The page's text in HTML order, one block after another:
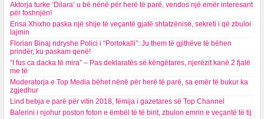
Aktorja turke ‘Dilara’ u bë nënë për herë të parë, vendos një emër interesant
për foshnjën!
Erisa Xhixho paska një shije të veçantë gjatë shtatzënisë, sekreti i që zbuloi
lajmin
Florian Binaj ndryshe Polici i “Portokalli”: Ju them të gjithëve të bëhen
prindër, ku paskam qenë!
“I fus ca dacka të mira” – Pas deklaratës së këngëtares, njerëzit kanë 2 fjalë
me të
Moderatorja e Top Media bëhet nënë për herë të parë, sa emër të bukur ka
zgjedhur
Lind bebja e parë për vitin 2018, fëmija i gazetares së Top Channel
Balerini i njohur poston foton e ëmbël të të birit, zbulon emrin e veçantë të tij